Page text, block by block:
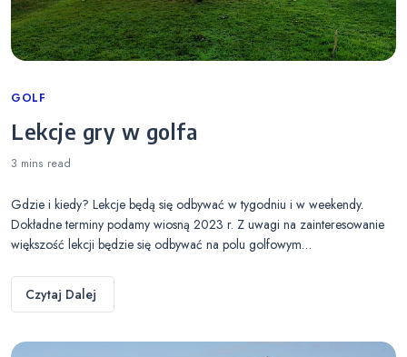
Categories
GOLF
Lekcje gry w golfa
3 mins read
Gdzie i kiedy? Lekcje będą się odbywać w tygodniu i w weekendy.
Dokładne terminy podamy wiosną 2023 r. Z uwagi na zainteresowanie
większość lekcji będzie się odbywać na polu golfowym…
Czytaj Dalej